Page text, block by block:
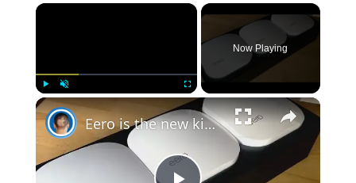
×
Play Unmute Fullscreen
Now Playing
×
Eero is the new king of WiFi routers | Review